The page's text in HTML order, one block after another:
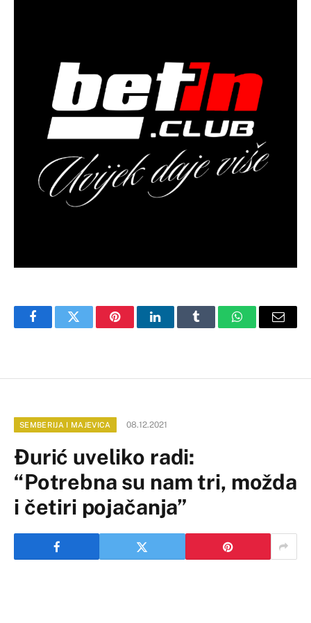
FacebookTwitter PinterestLinkedInTumblr WhatsAppEmail
SEMBERIJA I MAJEVICA 08.12.2021
Đurić uveliko radi:
“Potrebna su nam tri, možda
i četiri pojačanja”